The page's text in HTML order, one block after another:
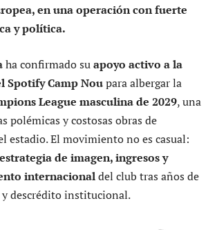
en una operación con fuerte
y política.
ha confirmado suapoyo activo a la
Spotify Camp Noupara albergar la
League masculina de 2029, una
polémicas y costosas obras de
estadio. El movimiento no es casual:
estrategia de imagen, ingresos y
internacionaldel club tras años de
descrédito institucional.